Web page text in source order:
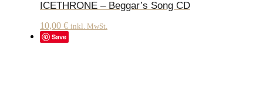
ICETHRONE – Beggar’s Song CD
10,00 € inkl. MwSt.
Save